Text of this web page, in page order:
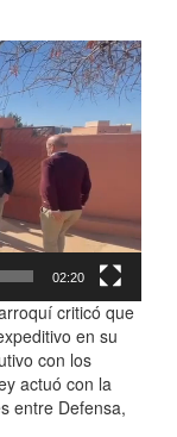
02:20
criticó que
en su
con los
actuó con la
entre Defensa,